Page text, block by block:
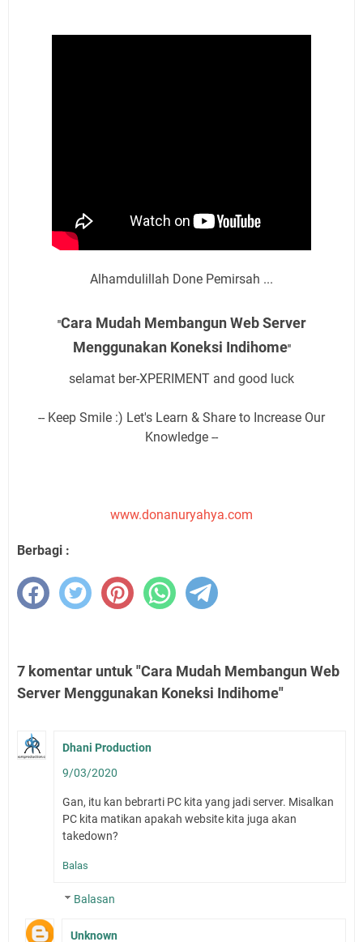
Alhamdulillah Done Pemirsah ...
"Cara Mudah Membangun Web Server
Menggunakan Koneksi Indihome"
selamat ber-XPERIMENT and good luck
-- Keep Smile :) Let's Learn & Share to Increase Our
Knowledge --
www.donanuryahya.com
Berbagi :
7 komentar untuk "Cara Mudah Membangun Web
Server Menggunakan Koneksi Indihome"
Dhani Production
9/03/2020
Gan, itu kan bebrarti PC kita yang jadi server. Misalkan
PC kita matikan apakah website kita juga akan
takedown?
Balas
Balasan
Unknown